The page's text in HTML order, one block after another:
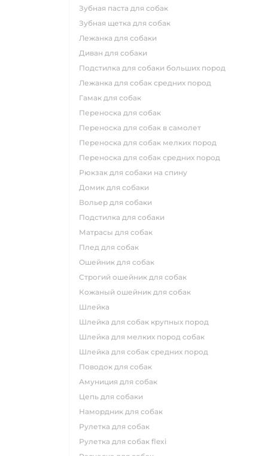
зубная паста для собак
зубная щетка для собак
лежанка для собаки
диван для собаки
подстилка для собаки больших пород
лежанка для собак средних пород
гамак для собак
переноска для собак
переноска для собак в самолет
переноска для собак мелких пород
переноска для собак средних пород
рюкзак для собаки на спину
домик для собаки
вольер для собаки
подстилка для собаки
матрасы для собак
плед для собак
ошейник для собак
строгий ошейник для собак
кожаный ошейник для собак
шлейка
шлейка для собак крупных пород
шлейка для мелких пород собак
шлейка для собак средних пород
поводок для собак
амуниция для собак
цепь для собаки
намордник для собак
рулетка для собак
рулетка для собак flexi